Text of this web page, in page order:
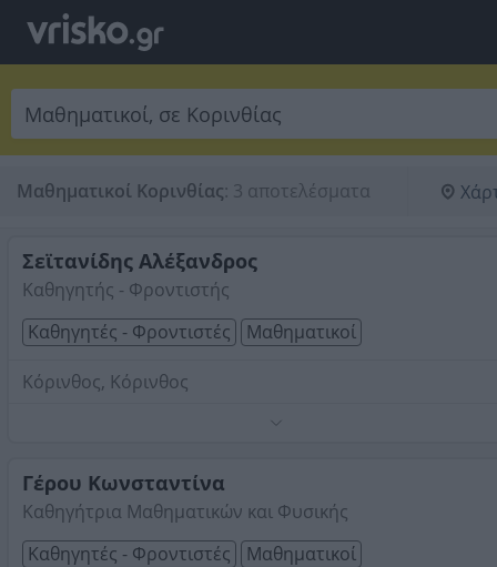
Μαθηματικοί Κορινθίας: 3 αποτελέσματα
Σεϊτανίδης Αλέξανδρος
Καθηγητής - Φροντιστής
Καθηγητές - Φροντιστές
Μαθηματικοί
Κόρινθος, Κόρινθος
συναφές γνωστικό αντικείμενο.
Τηλέφωνο: 6943959467
Στοιχεία αναζήτησης:Μαθηματικοί , Κορινθίας
Γέρου Κωνσταντίνα
Καθηγήτρια Μαθηματικών και Φυσικής
Καθηγητές - Φροντιστές
Μαθηματικοί